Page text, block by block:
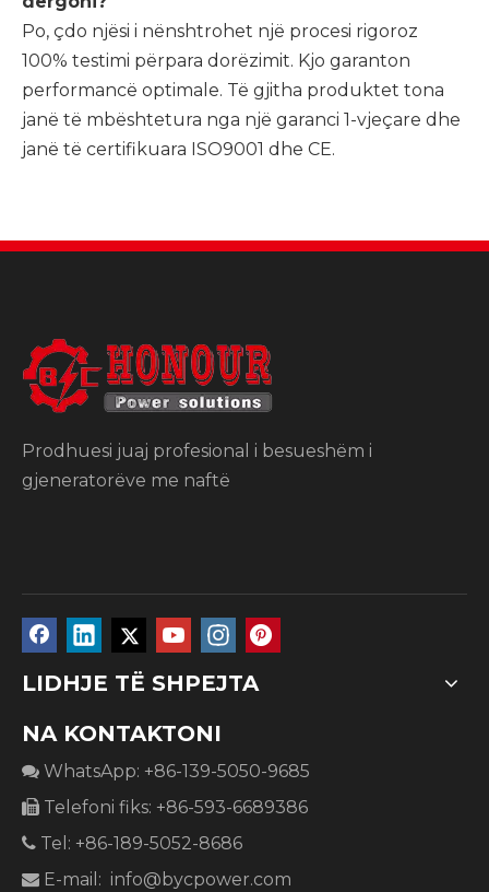
Po, çdo njësi i nënshtrohet një procesi rigoroz
100% testimi përpara dorëzimit. Kjo garanton
performancë optimale. Të gjitha produktet tona
janë të mbështetura nga një garanci 1-vjeçare dhe
janë të certifikuara ISO9001 dhe CE.
Prodhuesi juaj profesional i besueshëm i
gjeneratorëve me naftë
LIDHJE TË SHPEJTA
NA KONTAKTONI
 WhatsApp: +86-139-5050-9685
 Telefoni fiks: +86-593-6689386
 Tel: +86-189-5052-8686
 E-mail: info@bycpower.com